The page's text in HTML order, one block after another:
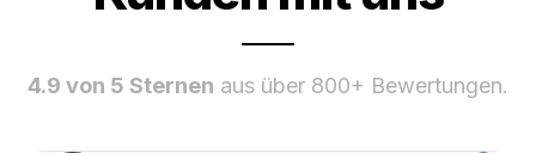
4.9 von 5 Sternen aus über 800+ Bewertungen.